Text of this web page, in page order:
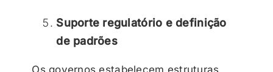
Suporte regulatório e definição
de padrões
Os governos estabelecem estruturas